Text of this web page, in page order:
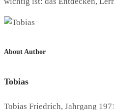
About Author
Tobias
Tobias Friedrich, Jahrgang